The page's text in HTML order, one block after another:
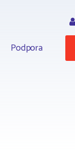
Podpora